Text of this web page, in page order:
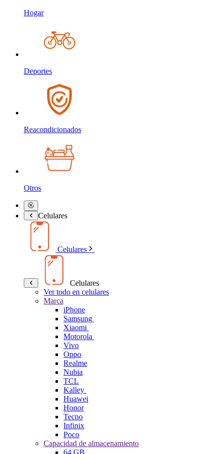
Hogar
Deportes
Reacondicionados
Otros
Celulares
Celulares
Celulares
Ver todo en celulares
Marca
iPhone
Samsung
Xiaomi
Motorola
Vivo
Oppo
Realme
Nubia
TCL
Kalley
Huawei
Honor
Tecno
Infinix
Poco
Capacidad de almacenamiento
64 GB